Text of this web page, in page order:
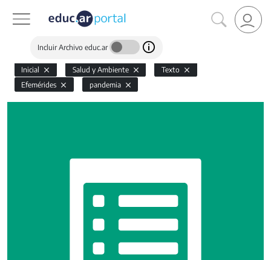
Incluir Archivo educ.ar
Inicial Salud y Ambiente
Texto
Efemérides
pandemia